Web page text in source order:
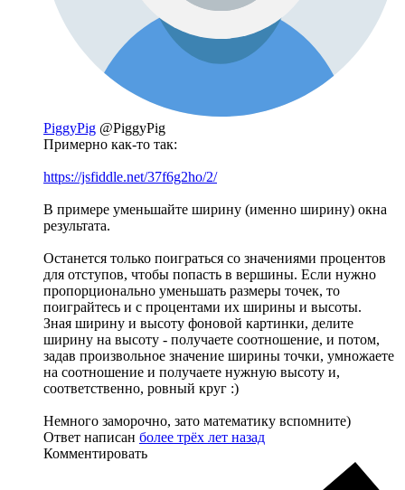
PiggyPig @PiggyPig
Примерно как-то так:
https://jsfiddle.net/37f6g2ho/2/
В примере уменьшайте ширину (именно ширину) окна
результата.
Останется только поиграться со значениями процентов
для отступов, чтобы попасть в вершины. Если нужно
пропорционально уменьшать размеры точек, то
поиграйтесь и с процентами их ширины и высоты.
Зная ширину и высоту фоновой картинки, делите
ширину на высоту - получаете соотношение, и потом,
задав произвольное значение ширины точки, умножаете
на соотношение и получаете нужную высоту и,
соответственно, ровный круг :)
Немного заморочно, зато математику вспомните)
Ответ написан более трёх лет назад
Комментировать